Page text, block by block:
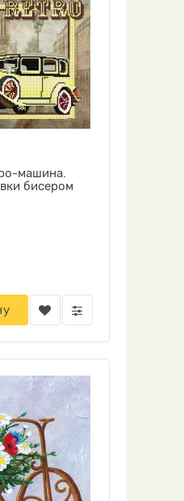
машина.
бисером